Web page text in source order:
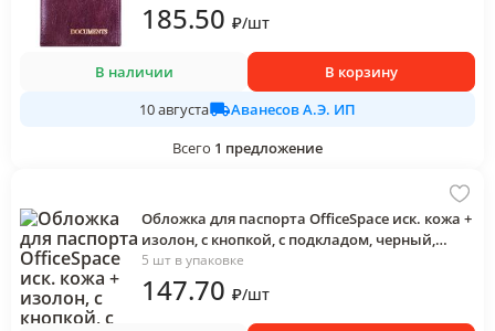
185.50 ₽/шт
В наличии
В корзину
10 августа
Аванесов А.Э. ИП
Всего 1 предложение
Обложка для паспорта OfficeSpace иск. кожа +
изолон, с кнопкой, с подкладом, черный,
крокодил
5 шт в упаковке
147.70 ₽/шт